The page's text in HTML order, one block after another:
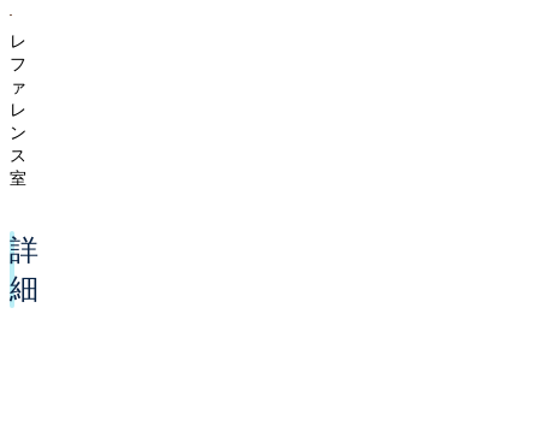
レ
フ
ァ
レ
ン
ス
室
詳
細